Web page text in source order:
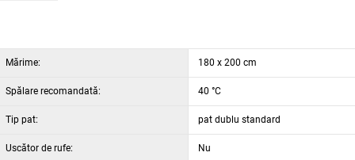
pluşul, fiţi convinşi că cu microflanela patul dvs. va fi şi mai confortabil, iar somnul mult mai liniştit.
Mărime: 180 x 200 cm
Spălare recomandată: 40 °C
Tip pat: pat dublu standard
Uscător de rufe: Nu